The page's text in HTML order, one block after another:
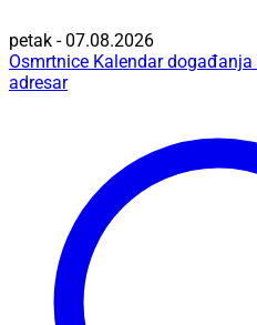
petak - 07.08.2026
Osmrtnice Kalendar događanja
adresar